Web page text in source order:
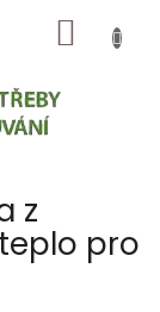
z
pro